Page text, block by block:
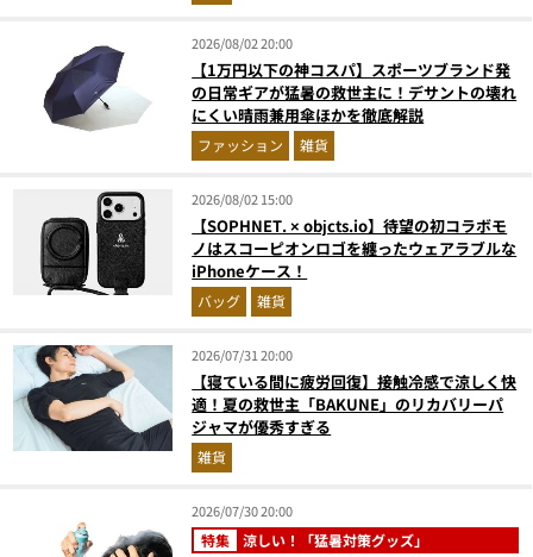
2026/08/02 20:00
【1万円以下の神コスパ】スポーツブランド発
の日常ギアが猛暑の救世主に！デサントの壊れ
にくい晴雨兼用傘ほかを徹底解説
ファッション 雑貨
2026/08/02 15:00
【SOPHNET. × objcts.io】待望の初コラボモ
ノはスコーピオンロゴを纏ったウェアラブルな
iPhoneケース！
バッグ 雑貨
2026/07/31 20:00
【寝ている間に疲労回復】接触冷感で涼しく快
適！夏の救世主「BAKUNE」のリカバリーパ
ジャマが優秀すぎる
雑貨
2026/07/30 20:00
特集 涼しい！「猛暑対策グッズ」